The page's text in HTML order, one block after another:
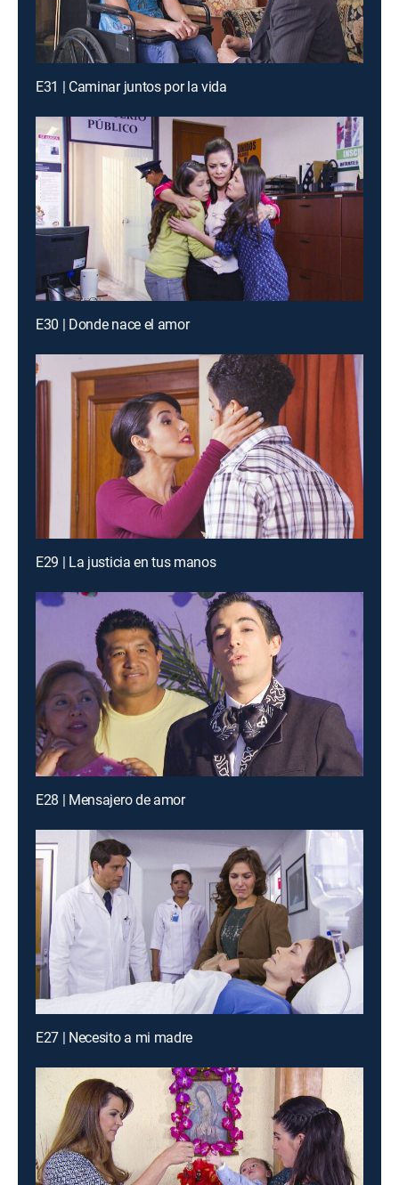
E31 | Caminar juntos por la vida
E30 | Donde nace el amor
E29 | La justicia en tus manos
E28 | Mensajero de amor
E27 | Necesito a mi madre